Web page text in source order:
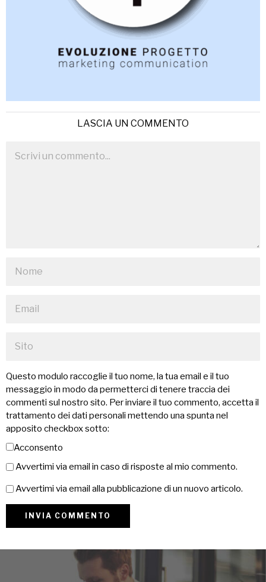
LASCIA UN COMMENTO
Questo modulo raccoglie il tuo nome, la tua email e il tuo
messaggio in modo da permetterci di tenere traccia dei
commenti sul nostro sito. Per inviare il tuo commento, accetta il
trattamento dei dati personali mettendo una spunta nel
apposito checkbox sotto:
Acconsento
Avvertimi via email in caso di risposte al mio commento.
Avvertimi via email alla pubblicazione di un nuovo articolo.